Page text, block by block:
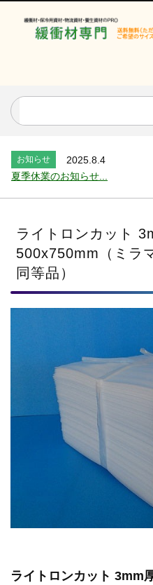
2026年 夏季休業のお知らせ...
お知らせ
2025.12.11
お知らせ
2025.8.4
夏季休業のお知らせ...
お知らせ
2024.2.27
オンラインショップを開設いた
お知らせ
2026.7.24
2026年 夏季休業のお知らせ...
お知らせ
2025.12.11
年末年始休業のお知らせ...
2024.2.27
全国へ確実・迅速に納品...
2024.2.27
オンラインショップを開設いた
ライトロンカット
500x750mm（ミラ
同等品）
ライトロンカット 3mm